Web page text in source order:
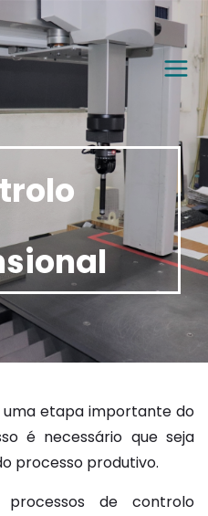
uma etapa importante do
é necessário que seja
processo produtivo.
de controlo